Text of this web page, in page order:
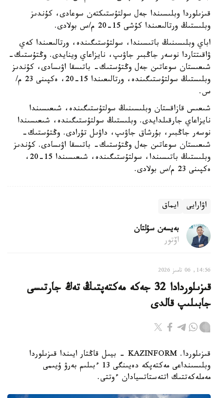
قىزىلوردا وبلىسىندا جەل سولتۇستىكتەن سوعادى، كۇندىز
وبلىستىڭ ورتالىعىندا كۇشى 15-20 م/س بولادى.
اباي وبلىسىنىڭ باتىسىندا، سولتۇستىگىندە، ورتالىعىندا كەي
ۋاقىتتاردا نوسەر جاڭبىر جاۋىپ، نايزاعاي وينايدى. وڭتۇستىك-
شىعىستان سوعاتىن جەل وڭتۇستىك- باتىسقا اۋىسادى، كۇندىز
وبلىستىڭ سولتۇستىگىندە، ورتالىعىندا 15-20، ەكپىنى 23 م/
س.
شىعىس قازاقستان وبلىسىنىڭ سولتۇستىگىندە، شىعىسىندا
نايزاعاي جارقىلدايدى. وبلىستىڭ سولتۇستىگىندە، شىعىسىندا
نوسەر جاڭبىر، بۇرشاق جاۋىپ، داۋىل تۇرادى. وڭتۇستىك-
شىعىستان سوعاتىن جەل وڭتۇستىك- باتىسقا اۋىسادى. كۇندىز
وبلىستىڭ باتىسىندا، سولتۇستىگىندە، شىعىسىندا 15-20،
ەكپىنى 23 م/س بولادى.
اۋارايى ايماق
بەيسەن سۇلتان
اۆتور
14:56, 06 تامىز 2026
قىزىلوردادا 32 جەكە مەكتەپتىڭ تەڭ جارتىسى
جابىلىپ قالدى
قىزىلوردا. KAZINFORM - بيىل قاڭتار ايىندا قىزىلوردا
وبلىسىنداعى مەكتەپكە دەيىنگى 13 ءبىلىم بەرۋ ۇيىمى
مەملەكەتتىك اتتەستاتسيادان ءوتتى.